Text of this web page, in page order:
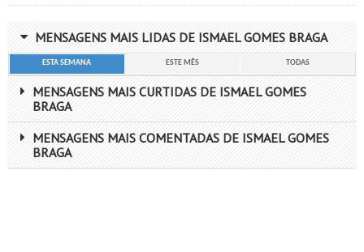
MENSAGENS MAIS LIDAS DE ISMAEL GOMES BRAGA
ESTA SEMANA ESTE MÊS TODAS
MENSAGENS MAIS CURTIDAS DE ISMAEL GOMES
BRAGA
MENSAGENS MAIS COMENTADAS DE ISMAEL GOMES
BRAGA